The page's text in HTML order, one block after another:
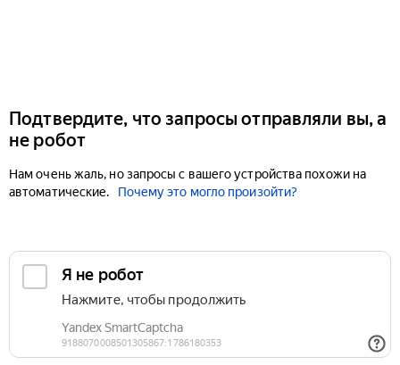
Подтвердите, что запросы отправляли вы, а
не робот
Нам очень жаль, но запросы с вашего устройства похожи на
автоматические.
Почему это могло произойти?